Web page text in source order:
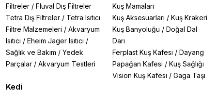
Filtreler / Fluval Dış Filtreler
Tetra Dış Filtreler / Tetra Isıtıcı
Filtre Malzemeleri / Akvaryum
Isıtıcı / Eheim Jager Isıtıcı /
Sağlık ve Bakım / Yedek
Parçalar / Akvaryum Testleri
Kedi
Kuş Mamaları
Kuş Aksesuarları / Kuş Krakeri
Kuş Banyoluğu / Doğal Dal
Darı
Ferplast Kuş Kafesi / Dayang
Papağan Kafesi / Kuş Sağlığı
Vision Kuş Kafesi / Gaga Taşı